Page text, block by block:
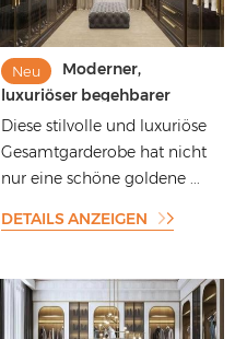
Neu
Moderner,
luxuriöser begehbarer
Kleiderschrank mit
Kupferstreifenmuster
Diese stilvolle und luxuriöse
Gesamtgarderobe hat nicht
nur eine schöne goldene ...
DETAILS ANZEIGEN